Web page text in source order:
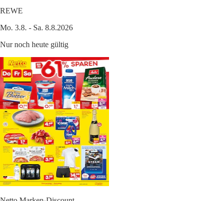
REWE
Mo. 3.8. - Sa. 8.8.2026
Nur noch heute gültig